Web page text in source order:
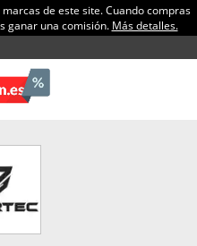
de este site. Cuando compras
ganar una comisión. Más detalles.